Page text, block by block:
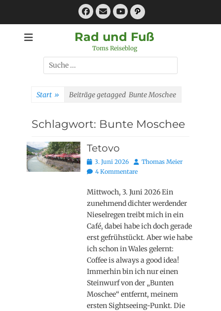
Facebook
E-
MailYouTube
Pfad
Rad und Fuß
Toms Reiseblog
Suchen
nach:
Start » Beiträge getagged Bunte Moschee
Schlagwort: Bunte Moschee
Tetovo
Posted
on
3. Juni 2026 AutorThomas Meier
4 Kommentare
Mittwoch, 3. Juni 2026 Ein
zunehmend dichter werdender
Nieselregen treibt mich in ein
Café, dabei habe ich doch gerade
erst gefrühstückt. Aber wie habe
ich schon in Wales gelernt:
Coffee is always a good idea!
Immerhin bin ich nur einen
Steinwurf von der „Bunten
Moschee“ entfernt, meinem
ersten Sightseeing-Punkt. Die